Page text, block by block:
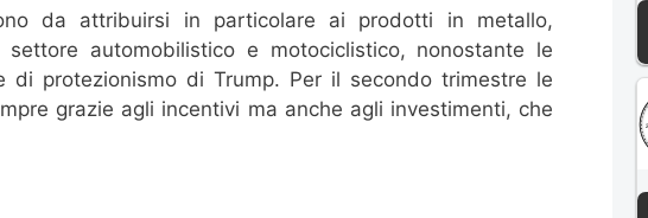
da attribuirsi in particolare ai prodotti in metallo,
settore automobilistico e motociclistico, nonostante le
di protezionismo di Trump. Per il secondo trimestre le
grazie agli incentivi ma anche agli investimenti, che